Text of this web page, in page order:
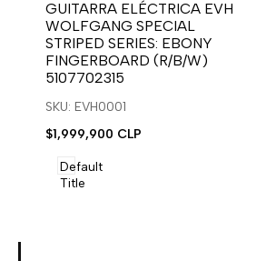
para
usar
la
lista
de
deseos.
para
usar
Compare
GUITARRA ELÉCTRICA EVH
WOLFGANG SPECIAL
STRIPED SERIES: EBONY
FINGERBOARD (R/B/W)
5107702315
SKU: EVH0001
Precio
venta
$1,999,900 CLP
Default
Title